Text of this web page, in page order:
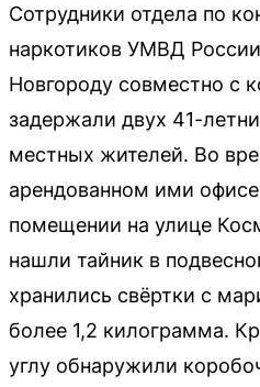
Сотрудники отдела по
наркотиков УМВД
Новгороду совместно с
задержали двух 41-
местных жителей. Во
арендованном ими
помещении на улице
нашли тайник в
хранились свёртки с
более 1,2 килограмма.
углу обнаружили